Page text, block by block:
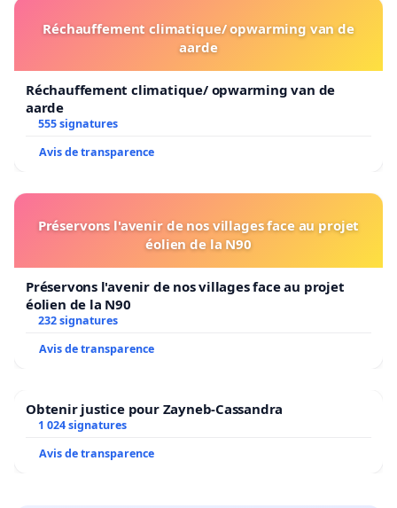
Réchauffement climatique/ opwarming van de
aarde
Réchauffement climatique/ opwarming van de
aarde
555 signatures
Avis de transparence
Préservons l'avenir de nos villages face au projet
éolien de la N90
Préservons l'avenir de nos villages face au projet
éolien de la N90
232 signatures
Avis de transparence
Obtenir justice pour Zayneb-Cassandra
1 024 signatures
Avis de transparence